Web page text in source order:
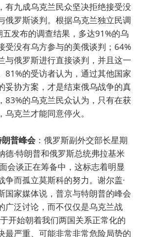
有九成乌克兰民众坚决拒绝接受没
俄罗斯谈判。根据乌克兰独立民调
五发布的调查结果，多达91%的乌
受没有乌方参与的美俄谈判；64%
与俄罗斯进行直接谈判，并且这一
81%的受访者认为，通过其他国家
妥协方案，才是结束俄乌战争的真
83%的乌克兰民众认为，只有在获
克兰才能同意停火。
朗普峰会 ：俄罗斯副外交部长星期
德·特朗普和俄罗斯总统弗拉基米
会谈正在筹备中，这标志着明显
争而孤立莫斯科的努力。谢尔盖·
国家媒体说，普京与特朗普的峰会
广泛讨论，而不仅仅是乌克兰战
开始朝着我们两国关系正常化的
最严重、可能非常非常危险局势的